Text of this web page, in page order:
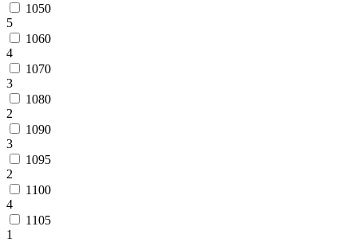
1050
5
1060
4
1070
3
1080
2
1090
3
1095
2
1100
4
1105
1